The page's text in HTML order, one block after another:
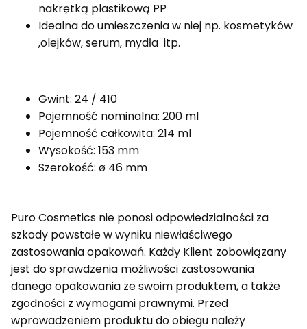
nakrętką plastikową PP
Idealna do umieszczenia w niej np. kosmetyków
,olejków, serum, mydła itp.
Gwint: 24 / 410
Pojemność nominalna: 200 ml
Pojemność całkowita: 214 ml
Wysokość: 153 mm
Szerokość: ø 46 mm
Puro Cosmetics nie ponosi odpowiedzialności za
szkody powstałe w wyniku niewłaściwego
zastosowania opakowań. Każdy Klient zobowiązany
jest do sprawdzenia możliwości zastosowania
danego opakowania ze swoim produktem, a także
zgodności z wymogami prawnymi. Przed
wprowadzeniem produktu do obiegu należy